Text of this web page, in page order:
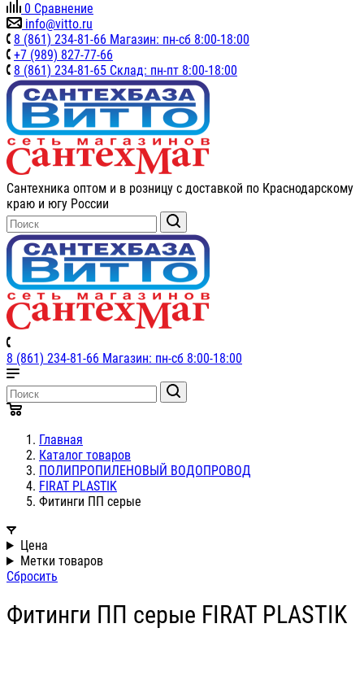
0 Сравнение
info@vitto.ru
8 (861) 234-81-66 Магазин: пн-сб 8:00-18:00
+7 (989) 827-77-66
8 (861) 234-81-65 Склад: пн-пт 8:00-18:00
Сантехника оптом и в розницу с доставкой по Краснодарскому
краю и югу России
8 (861) 234-81-66 Магазин: пн-сб 8:00-18:00
Главная
Каталог товаров
ПОЛИПРОПИЛЕНОВЫЙ ВОДОПРОВОД
FIRAT PLASTIK
Фитинги ПП серые
Цена
Метки товаров
Сбросить
Фитинги ПП серые FIRAT PLASTIK